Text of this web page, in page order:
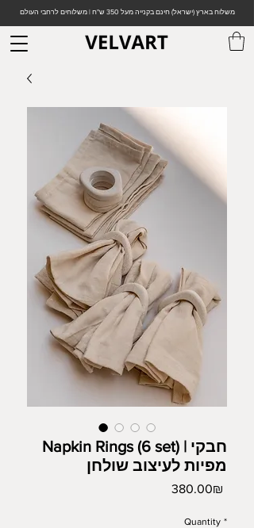
משלוח בארץ (ישראל) חינם בקנייה מעל 350 ש"ח | משלוחים לרחבי העולם
Napkin Rings (6 set) | חבקי
מפיות לעיצוב שולחן
‏380.00 ‏₪
Quantity *